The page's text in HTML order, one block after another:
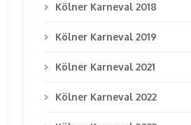
Kölner Karneval 2018
Kölner Karneval 2019
Kölner Karneval 2021
Kölner Karneval 2022